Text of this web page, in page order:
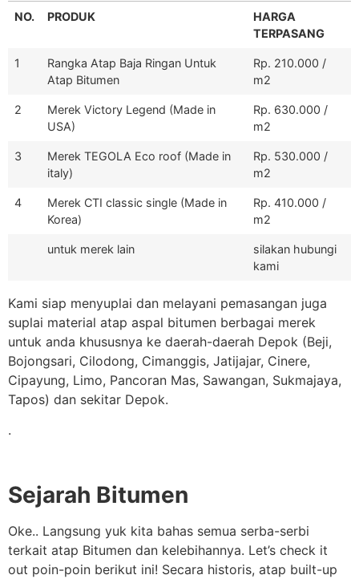
NO. PRODUK
HARGA
TERPASANG
1
Rangka Atap Baja Ringan Untuk
Atap Bitumen
Rp. 210.000 /
m2
2
Merek Victory Legend (Made in
USA)
Rp. 630.000 /
m2
3
Merek TEGOLA Eco roof (Made in
italy)
Rp. 530.000 /
m2
4
Merek CTI classic single (Made in
Korea)
Rp. 410.000 /
m2
untuk merek lain
silakan hubungi
kami
Kami siap menyuplai dan melayani pemasangan juga
suplai material atap aspal bitumen berbagai merek
untuk anda khususnya ke daerah-daerah Depok (Beji,
Bojongsari, Cilodong, Cimanggis, Jatijajar, Cinere,
Cipayung, Limo, Pancoran Mas, Sawangan, Sukmajaya,
Tapos) dan sekitar Depok.
.
Sejarah Bitumen
Oke.. Langsung yuk kita bahas semua serba-serbi
terkait atap Bitumen dan kelebihannya. Let’s check it
out poin-poin berikut ini! Secara historis, atap built-up